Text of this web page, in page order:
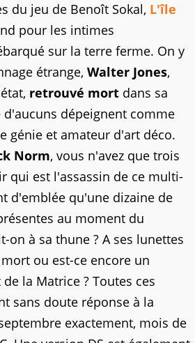
du jeu de Benoît Sokal, L'île
pour les intimes
sur la terre ferme. On y
étrange, Walter Jones,
retrouvé mort dans sa
dépeignent comme
génie et amateur d'art déco.
Norm, vous n'avez que trois
qui est l'assassin de ce multi-
d'emblée qu'une dizaine de
au moment du
on à sa thune ? A ses lunettes
ou est-ce encore un
la Matrice ? Toutes ces
sans doute réponse à la
exactement, mois de